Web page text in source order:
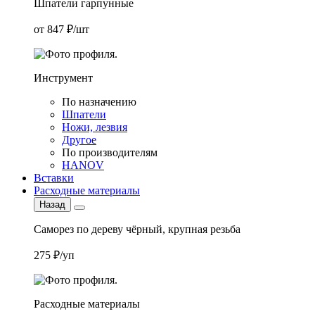
Шпатели гарпунные
от 847 ₽/шт
Инструмент
По назначению
Шпатели
Ножи, лезвия
Другое
По производителям
HANOV
Вставки
Расходные материалы
Назад
Саморез по дереву чёрный, крупная резьба
275 ₽/уп
Расходные материалы